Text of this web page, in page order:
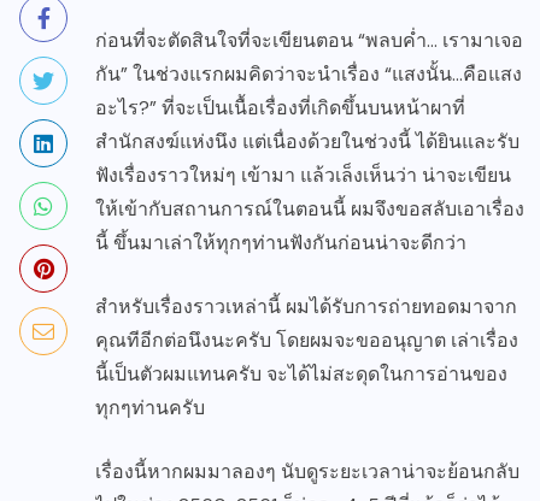
ก่อนที่จะตัดสินใจที่จะเขียนตอน “พลบค่ำ… เรามาเจอ
กัน” ในช่วงแรกผมคิดว่าจะนำเรื่อง “แสงนั้น…คือแสง
อะไร?” ที่จะเป็นเนื้อเรื่องที่เกิดขึ้นบนหน้าผาที่
สำนักสงฆ์แห่งนึง แต่เนื่องด้วยในช่วงนี้ ได้ยินและรับ
ฟังเรื่องราวใหม่ๆ เข้ามา แล้วเล็งเห็นว่า น่าจะเขียน
ให้เข้ากับสถานการณ์ในตอนนี้ ผมจึงขอสลับเอาเรื่อง
นี้ ขึ้นมาเล่าให้ทุกๆท่านฟังกันก่อนน่าจะดีกว่า
สำหรับเรื่องราวเหล่านี้ ผมได้รับการถ่ายทอดมาจาก
คุณทีอีกต่อนึงนะครับ โดยผมจะขออนุญาต เล่าเรื่อง
นี้เป็นตัวผมแทนครับ จะได้ไม่สะดุดในการอ่านของ
ทุกๆท่านครับ
เรื่องนี้หากผมมาลองๆ นับดูระยะเวลาน่าจะย้อนกลับ